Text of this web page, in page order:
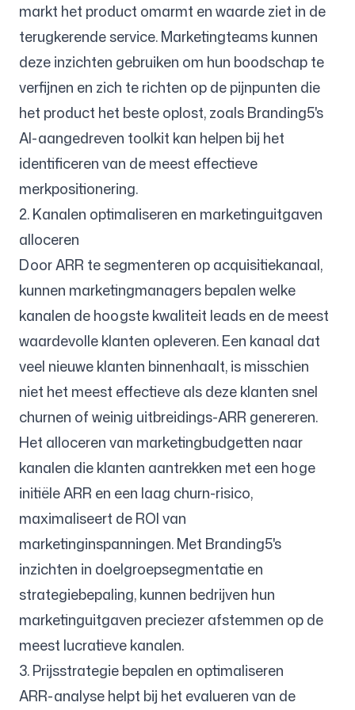
markt het product omarmt en waarde ziet in de
terugkerende service. Marketingteams kunnen
deze inzichten gebruiken om hun boodschap te
verfijnen en zich te richten op de pijnpunten die
het product het beste oplost, zoals Branding5's
AI-aangedreven toolkit kan helpen bij het
identificeren van de meest effectieve
merkpositionering.
2. Kanalen optimaliseren en marketinguitgaven
alloceren
Door ARR te segmenteren op acquisitiekanaal,
kunnen marketingmanagers bepalen welke
kanalen de hoogste kwaliteit leads en de meest
waardevolle klanten opleveren. Een kanaal dat
veel nieuwe klanten binnenhaalt, is misschien
niet het meest effectieve als deze klanten snel
churnen of weinig uitbreidings-ARR genereren.
Het alloceren van marketingbudgetten naar
kanalen die klanten aantrekken met een hoge
initiële ARR en een laag churn-risico,
maximaliseert de ROI van
marketinginspanningen. Met Branding5's
inzichten in doelgroepsegmentatie en
strategiebepaling, kunnen bedrijven hun
marketinguitgaven preciezer afstemmen op de
meest lucratieve kanalen.
3. Prijsstrategie bepalen en optimaliseren
ARR-analyse helpt bij het evalueren van de